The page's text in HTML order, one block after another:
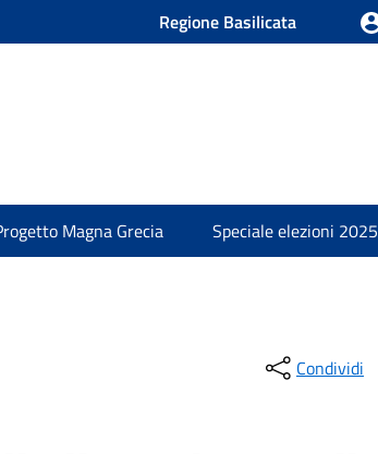
Regione Basilicata
Magna Grecia Speciale elezioni 2025
Condividi